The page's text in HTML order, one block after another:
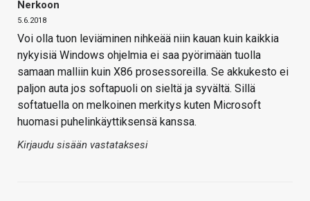
Nerkoon
5.6.2018
Voi olla tuon leviäminen nihkeää niin kauan kuin kaikkia
nykyisiä Windows ohjelmia ei saa pyörimään tuolla
samaan malliin kuin X86 prosessoreilla. Se akkukesto ei
paljon auta jos softapuoli on sieltä ja syvältä. Sillä
softatuella on melkoinen merkitys kuten Microsoft
huomasi puhelinkäyttiksensä kanssa.
Kirjaudu sisään vastataksesi